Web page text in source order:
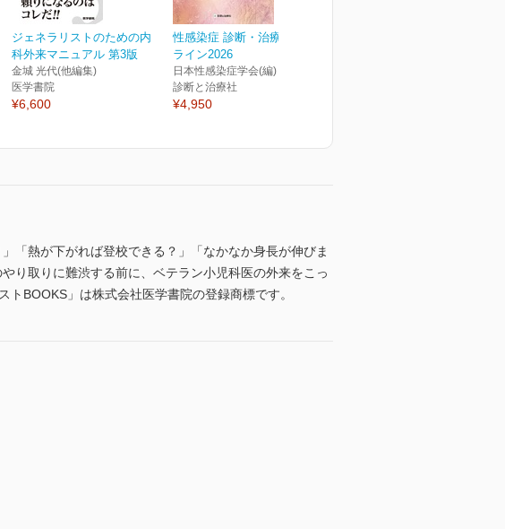
ジェネラリストのための内
科外来マニュアル 第3版
金城 光代(他編集)
医学書院
¥6,600
性感染症 診断・治療ガイド
ライン2026
日本性感染症学会(編)
診断と治療社
¥4,950
「熱が下がれば登校できる？」「なかなか身長が伸びま
り取りに難渋する前に、ベテラン小児科医の外来をこっ
BOOKS」は株式会社医学書院の登録商標です。